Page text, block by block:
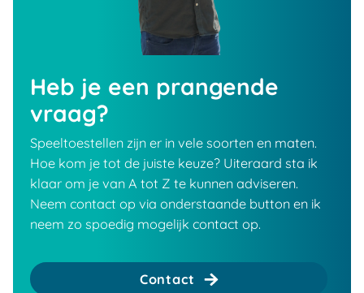
Heb je een prangende
vraag?
Speeltoestellen zijn er in vele soorten en maten.
Hoe kom je tot de juiste keuze? Uiteraard sta ik
klaar om je van A tot Z te kunnen adviseren.
Neem contact op via onderstaande button en ik
neem zo spoedig mogelijk contact op.
Contact